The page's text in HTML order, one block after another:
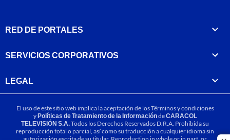
RED DE PORTALES
SERVICIOS CORPORATIVOS
LEGAL
El uso de este sitio web implica la aceptación de losTérminos y condiciones
yPolíticas de Tratamiento de la InformacióndeCARACOL
TELEVISIÓN S.A.Todos los Derechos Reservados D.R.A. Prohibida su
reproducción total o parcial, así como su traducción a cualquier idioma sin